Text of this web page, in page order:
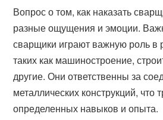
Вопрос о том, как наказать
разные ощущения и эмоции.
сварщики играют важную роль в
таких как машиностроение,
другие. Они ответственны за
металлических конструкций, что
определенных навыков и опыта.